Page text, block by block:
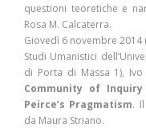
questioni teoretiche e
Rosa M. Calcaterra.
Giovedì 6 novembre 2014
Studi Umanistici
di Porta di Massa 1),
Community of
Peirce’s Pragmatism.
da Maura Striano.